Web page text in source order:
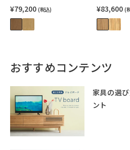
¥79,200 (税込) ¥83,600 (
おすすめコンテンツ
家具の選
ント